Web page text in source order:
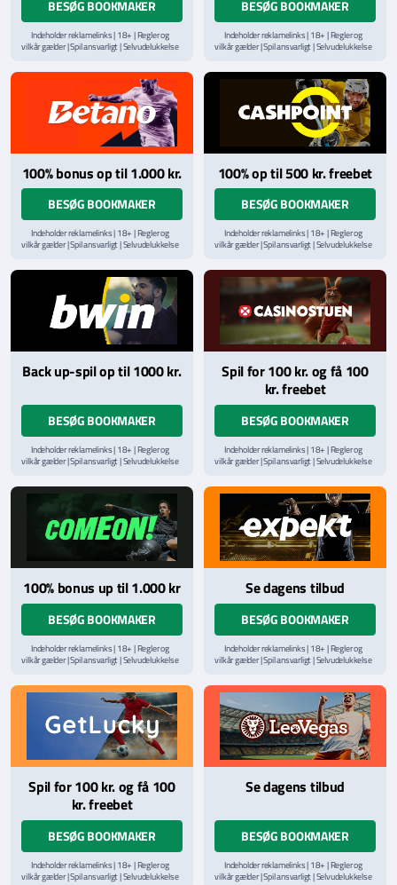
BESØG BOOKMAKER
Indeholder reklamelinks | 18+ | Regler og
vilkår gælder | Spil ansvarligt | Selvudelukkelse
hjælpelinje påStopSpillet.dk
her
BESØG BOOKMAKER
Indeholder reklamelinks | 18+ | Regler og
vilkår gælder | Spil ansvarligt | Selvudelukkelse
hjælpelinje påStopSpillet.dk
Læs vilkår og betingelserher
100% bonus op til 1.000 kr.
BESØG BOOKMAKER
Indeholder reklamelinks | 18+ | Regler og
vilkår gælder | Spil ansvarligt | Selvudelukkelse
hjælpelinje påStopSpillet.dk
100% op til 500 kr. freebet
BESØG BOOKMAKER
Indeholder reklamelinks | 18+ | Regler og
vilkår gælder | Spil ansvarligt | Selvudelukkelse
hjælpelinje påStopSpillet.dk
Læs vilkår og betingelserher
Back up-spil op til 1000 kr.
BESØG BOOKMAKER
Indeholder reklamelinks | 18+ | Regler og
vilkår gælder | Spil ansvarligt | Selvudelukkelse
hjælpelinje påStopSpillet.dk
Spil for 100 kr. og få 100
kr. freebet
BESØG BOOKMAKER
Indeholder reklamelinks | 18+ | Regler og
vilkår gælder | Spil ansvarligt | Selvudelukkelse
hjælpelinje påStopSpillet.dk
100% bonus up til 1.000 kr
BESØG BOOKMAKER
Indeholder reklamelinks | 18+ | Regler og
vilkår gælder | Spil ansvarligt | Selvudelukkelse
hjælpelinje påStopSpillet.dk
Læs vilkår og betingelserher
Se dagens tilbud
BESØG BOOKMAKER
Indeholder reklamelinks | 18+ | Regler og
vilkår gælder | Spil ansvarligt | Selvudelukkelse
hjælpelinje påStopSpillet.dk
Læs vilkår og betingelserher
Spil for 100 kr. og få 100
kr. freebet
BESØG BOOKMAKER
Indeholder reklamelinks | 18+ | Regler og
vilkår gælder | Spil ansvarligt | Selvudelukkelse
Se dagens tilbud
BESØG BOOKMAKER
Indeholder reklamelinks | 18+ | Regler og
vilkår gælder | Spil ansvarligt | Selvudelukkelse